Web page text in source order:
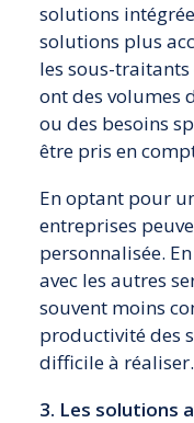
solutions
solutions plus
les sous-
ont des volumes
ou des besoins
être pris en
En optant pour
entreprises
personnalisée.
avec les autres
souvent moins
productivité des
difficile à réaliser.
3. Les solutions